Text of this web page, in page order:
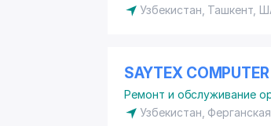
Узбекистан, Ташкент,
SAYTEX
Ремонт и обслуживание
Узбекистан,